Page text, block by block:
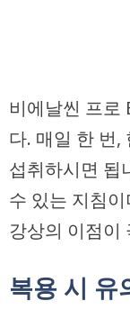
비에날씬 프로
다. 매일 한 번,
섭취하시면 됩
수 있는 지침
강상의 이점이
복용 시 유